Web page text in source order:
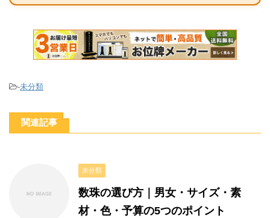
-未分類
関連記事
未分類
数珠の選び方｜男女・サイズ・素
材・色・予算の5つのポイント